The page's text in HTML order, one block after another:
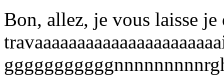
Bon, allez, je vous laisse